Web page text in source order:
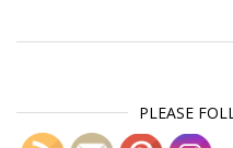
PLEASE